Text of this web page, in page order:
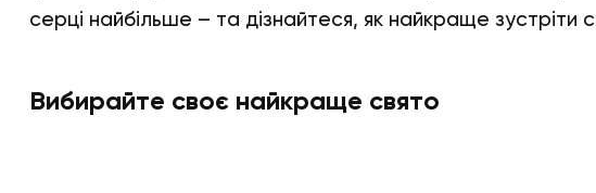
серці найбільше – та дізнайтеся, як найкраще зустріти
Вибирайте своє найкраще свято